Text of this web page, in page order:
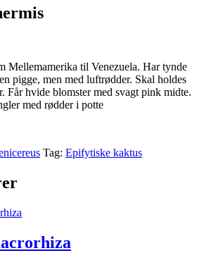
Mellemamerika til Venezuela. Har tynde
pigge, men med luftrødder. Skal holdes
Får hvide blomster med svagt pink midte.
med rødder i potte
Tag: Epifytiske kaktus